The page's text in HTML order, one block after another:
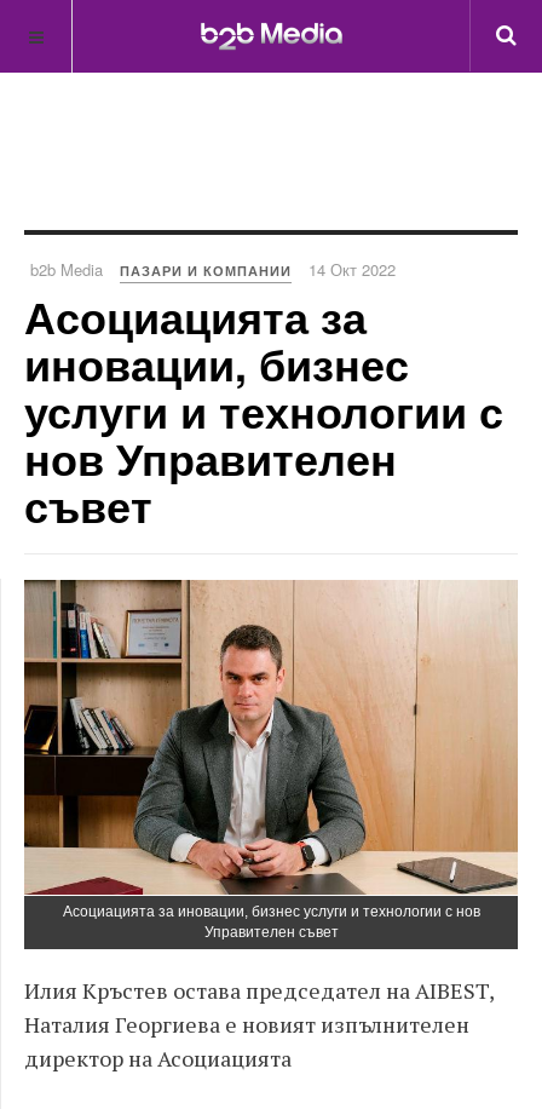
b2b Media ПАЗАРИ И КОМПАНИИ 14 Окт 2022
Асоциацията за
иновации, бизнес
услуги и технологии с
нов Управителен
съвет
Асоциацията за иновации, бизнес услуги и технологии с нов
Управителен съвет
Илия Кръстев остава председател на AIBEST,
Наталия Георгиева е новият изпълнителен
директор на Асоциацията